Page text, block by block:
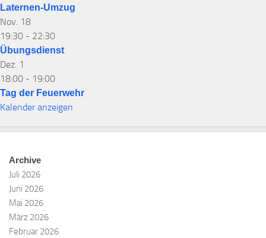
Laternen-Umzug
Nov. 18
19:30 - 22:30
Übungsdienst
Dez. 1
18:00 - 19:00
Tag der Feuerwehr
Kalender anzeigen
Archive
Juli 2026
Juni 2026
Mai 2026
März 2026
Februar 2026